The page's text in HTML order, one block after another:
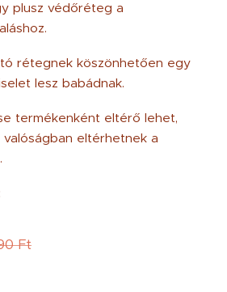
plusz védőréteg a
rétegnek köszönhetően egy
lesz babádnak.
termékenként eltérő lehet,
eltérhetnek a
Ft